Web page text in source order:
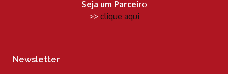
Seja um Parceiro
>> clique aqui
Newsletter